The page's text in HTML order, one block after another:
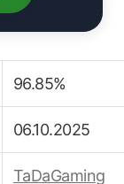
96.85%
06.10.2025
TaDaGaming